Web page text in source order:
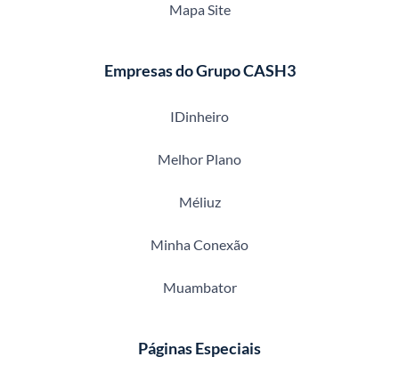
Mapa Site
Empresas do Grupo CASH3
IDinheiro
Melhor Plano
Méliuz
Minha Conexão
Muambator
Páginas Especiais